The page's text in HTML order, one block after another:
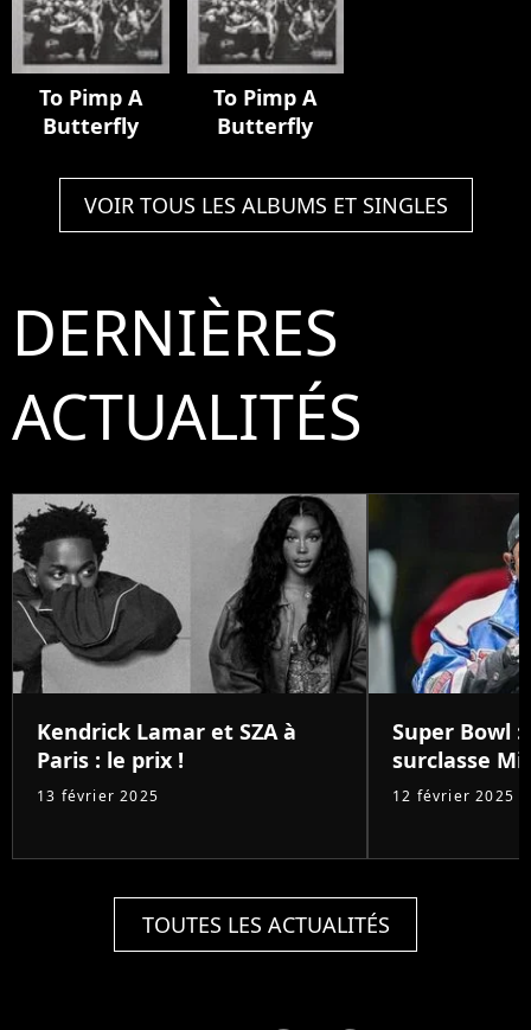
To Pimp A
Butterfly
To Pimp A
Butterfly
VOIR TOUS LES ALBUMS ET SINGLES
DERNIÈRES
ACTUALITÉS
Kendrick Lamar et SZA à
Paris : le prix !
13 février 2025
Super Bowl
surclasse
12 février 2025
TOUTES LES ACTUALITÉS